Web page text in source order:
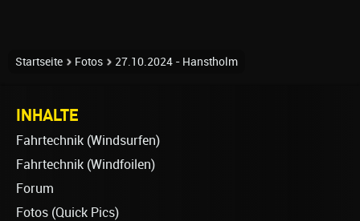
Startseite Fotos 27.10.2024 - Hanstholm
INHALTE
Fahrtechnik (Windsurfen)
Fahrtechnik (Windfoilen)
Forum
Fotos (Quick Pics)